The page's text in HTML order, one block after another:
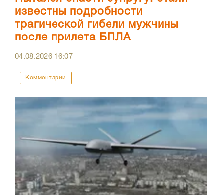
известны подробности
трагической гибели мужчины
после прилета БПЛА
04.08.2026 16:07
Комментарии